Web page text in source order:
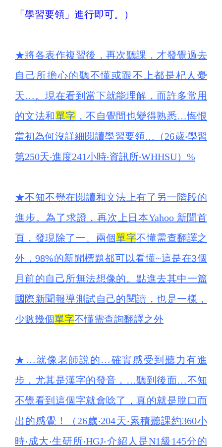
「學習要領」進行即可。）
★將各表作複習後，再次聽課，才發覺過去
自己所擔心的聽不懂或跟不上都是杞人憂
天…。現在看到當下就能理解，而許多常用
的文法和單字 ，不自覺間也變得熟悉…悔恨
當初為何沒詳細閱讀學習要領…（26歲‧學習
第250天‧進度241小時‧資訊所‧WHHSU）%
★不知不覺在閱讀和文法上有了另一階段的
進步。為了求證，再次上日本Yahoo 新聞首
頁，發現除了一、兩個單字不懂需查翻譯之
外，98%的新聞標題都可以看懂~這是在3個
月前的自己所無法想像的。點進去其中一篇
國際新聞報導測試自己的閱讀，也是一樣，
少數幾個單字不懂需查詢翻譯之外
★ …就像老師說的…確實感受到聽力有進
步，尤其是漢字的發音，…聽到後面…不知
不覺看到這個字就會唸了，真的就是脫口而
出的感覺！（26歲‧204天‧累積聽課約360小
時‧成大‧生研所‧HGJ‧介紹人是N1級145分的